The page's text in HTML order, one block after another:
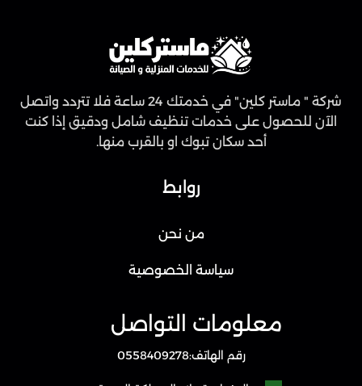
شركة " ماستر كلين" في خدمتك 24 ساعة فلا تتردد واتصل
الآن للحصول على خدمات تنظيف شامل ودقيق إذا كنت
أحد سكان تبوك او بالقرب منها.
روابط
من نحن
سياسة الخصوصية
معلومات التواصل
رقم الهاتف:0558409278